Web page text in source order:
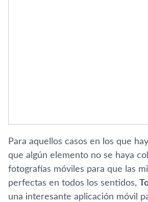
Para aquellos casos en los que
que algún elemento no se haya
fotografí­as móviles para que las
perfectas en todos los sentidos,
una interesante aplicación móvil